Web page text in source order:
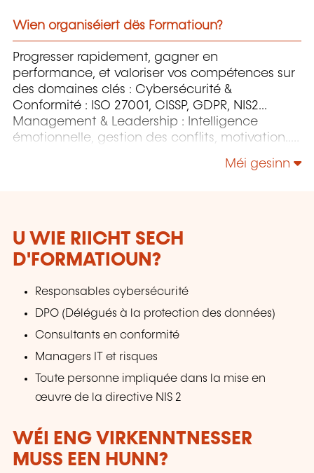
Wien organiséiert dës Formatioun?
Progresser rapidement, gagner en
performance, et valoriser vos compétences sur
des domaines clés : Cybersécurité &
Conformité : ISO 27001, CISSP, GDPR, NIS2...
Management & Leadership : Intelligence
émotionnelle, gestion des conflits, motivation...
IT…
Méi gesinn
U WIE RIICHT SECH
D'FORMATIOUN?
Responsables cybersécurité
DPO (Délégués à la protection des données)
Consultants en conformité
Managers IT et risques
Toute personne impliquée dans la mise en
œuvre de la directive NIS 2
WÉI ENG VIRKENNTNESSER
MUSS EEN HUNN?